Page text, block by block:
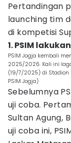
Pertandingan
launching tim
di kompetisi
1. PSIM
PSIM Jogja kembali
2025/2026. Kali ini
(19/7/2025) di Stadion
PSIM Jogja)
Sebelumnya
uji coba.
Sultan Agung,
uji coba ini,